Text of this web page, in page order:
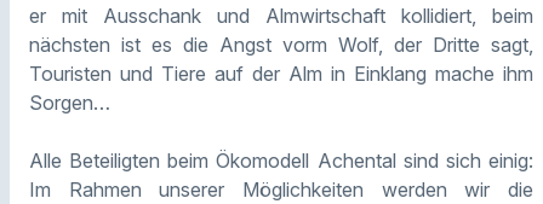
er mit Ausschank und Almwirtschaft kollidiert, beim
nächsten ist es die Angst vorm Wolf, der Dritte sagt,
Touristen und Tiere auf der Alm in Einklang mache ihm
Sorgen…
Alle Beteiligten beim Ökomodell Achental sind sich einig:
Im Rahmen unserer Möglichkeiten werden wir die